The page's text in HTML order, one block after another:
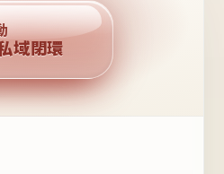
公域流量
回購複利
域閉環